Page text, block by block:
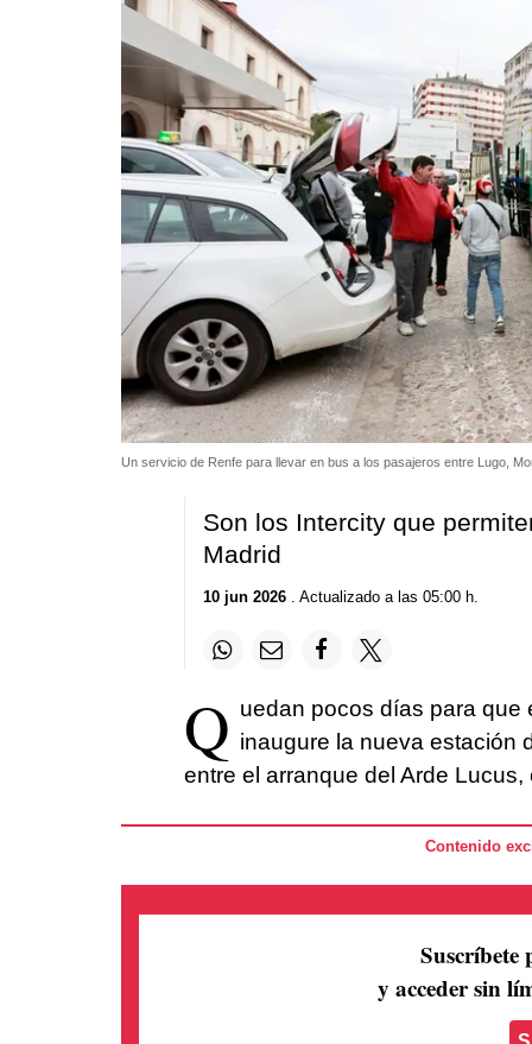
Un servicio de Renfe para llevar en bus a los pasajeros entre Lugo,
Son los Intercity que
Madrid
10 jun 2026. Actualizado a las 05:00 h.
Q uedan pocos días para que
inaugure la nueva estación
entre el arranque del Arde Lucus,
Contenido
Suscríbete
y acceder sin